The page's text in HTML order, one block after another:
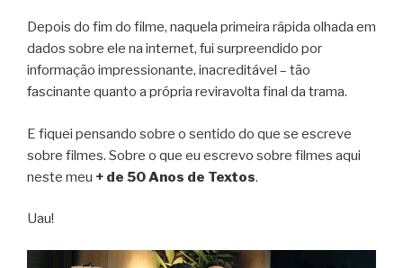
Depois do fim do filme, naquela primeira rápida olhada em
dados sobre ele na internet, fui surpreendido por
informação impressionante, inacreditável – tão
fascinante quanto a própria reviravolta final da trama.
E fiquei pensando sobre o sentido do que se escreve
sobre filmes. Sobre o que eu escrevo sobre filmes aqui
neste meu + de 50 Anos de Textos.
Uau!